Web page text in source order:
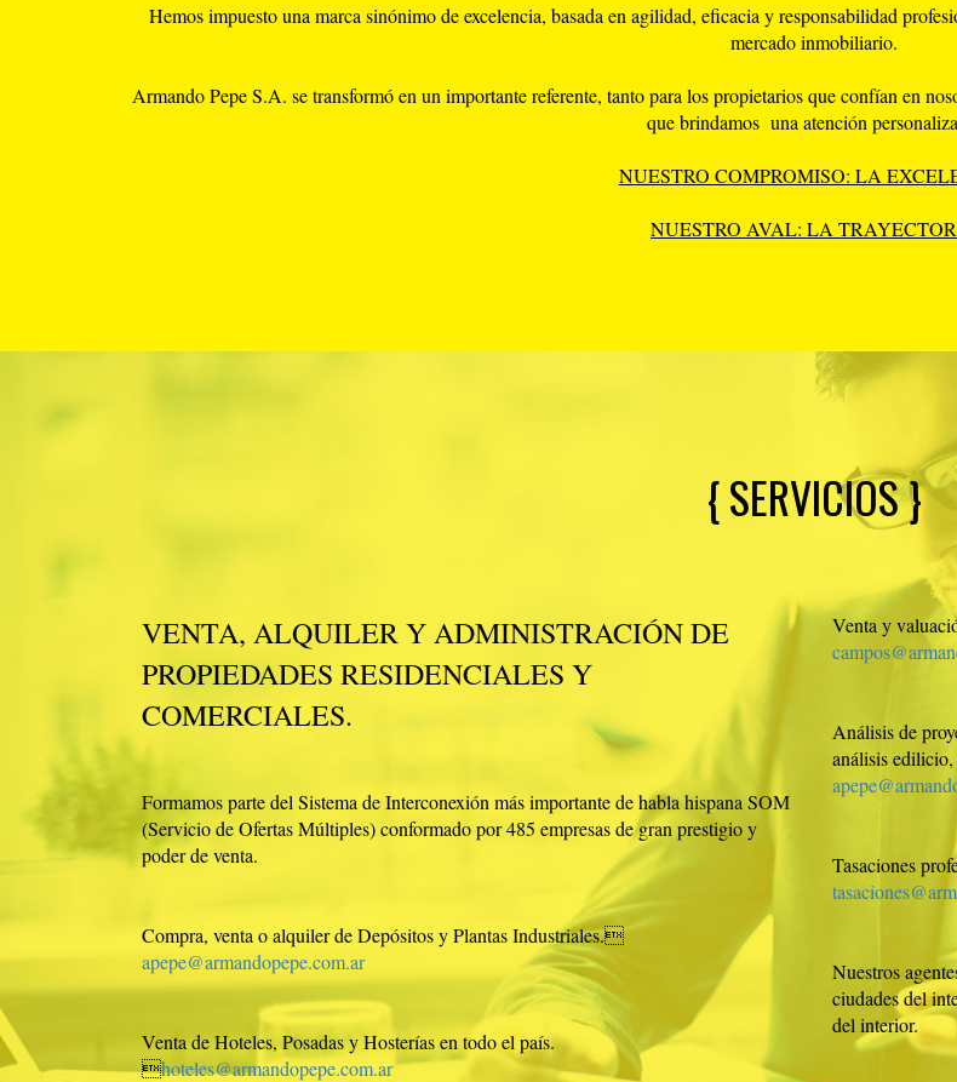
Hemos impuesto una marca sinónimo de excelencia, basada en agilidad, eficacia y responsabilidad
mercado inmobiliario.
Armando Pepe S.A. se transformó en un importante referente, tanto para los propietarios que confían en
que brindamos una atención
NUESTRO COMPROMISO: LA
NUESTRO AVAL: LA
{ SERVICIOS }
VENTA, ALQUILER Y ADMINISTRACIÓN DE
PROPIEDADES RESIDENCIALES Y
COMERCIALES.
Formamos parte del Sistema de Interconexión más importante de habla hispana SOM
(Servicio de Ofertas Múltiples) conformado por 485 empresas de gran prestigio y
poder de venta.
Compra, venta o alquiler de Depósitos y Plantas Industriales.
apepe@armandopepe.com.ar
Venta de Hoteles, Posadas y Hosterías en todo el país.
hoteles@armandopepe.com.ar
Venta y
Análisis de
análisis
Tasaciones
Nuestros
ciudades del
del interior.